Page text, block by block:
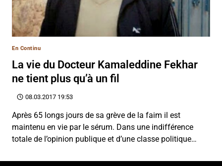
En Continu
La vie du Docteur Kamaleddine Fekhar
ne tient plus qu’à un fil
08.03.2017 19:53
Après 65 longs jours de sa grève de la faim il est
maintenu en vie par le sérum. Dans une indifférence
totale de l’opinion publique et d’une classe politique…